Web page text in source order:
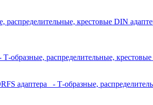
распределительные, крестовые DIN
Т-образные, распределительные, крестовые
адаптера - Т-образные,